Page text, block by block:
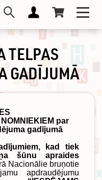
TELPAS
GADĪJUMĀ
par
gadījumā
kad tiek
šūnu apraides
Nacionālie bruņotie
apdraudējumu